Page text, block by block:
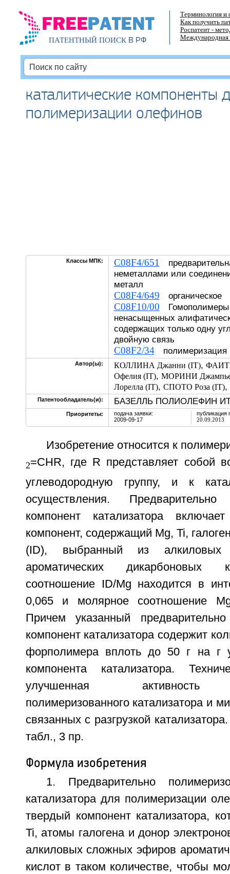
ПАТЕНТНЫЙ ПОИСКВ РФ
Терминология и
Как получить
Роспатент -
Международная
каталитические компоненты
полимеризации олефинов
Классы МПК: C08F4/651
неметаллами или
металл
C08F4/649 органическое
C08F10/00
ненасыщенных
содержащих только одну
двойную связь
C08F2/34полимеризация
Автор(ы): КОЛЛИНА Джанни (IT), ФАИТ
Офелия (IT), МОРИНИ
Лорелла (IT), СПОТО Роза (IT),
Патентообладатель(и): БАЗЕЛЛЬ ПОЛИОЛЕФИН
Приоритеты:
подача заявки:
2009-09-17
публикация
20.09.2013
Изобретение относится к
2=CHR, где R представляет собой
углеводородную группу, и к
осуществления. Предварительно
компонент катализатора
компонент, содержащий Mg, Ti,
(ID), выбранный из
ароматических дикарбоновых
соотношение ID/Mg находится в
0,065 и молярное соотношение
Причем указанный
компонент катализатора содержит
форполимера вплоть до 50 г на г
компонента катализатора.
улучшенная активность
полимеризованного катализатора и
связанных с разгрузкой
табл., 3 пр.
Формула изобретения
1. Предварительно
катализатора для полимеризации
твердый компонент катализатора,
Ti, атомы галогена и донор
алкиловых сложных эфиров
кислот в таком количестве, чтобы